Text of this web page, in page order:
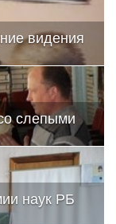
видения
слепыми
наук РБ